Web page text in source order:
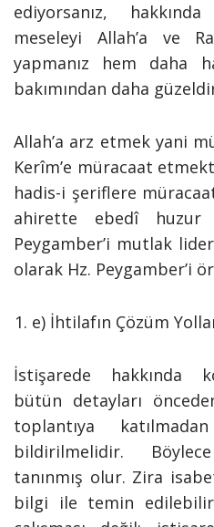
ediyorsanız,
meseleyi Allah’a ve
yapmanız hem daha
bakımından daha
Allah’a arz etmek yani
Kerîm’e müracaat
hadis-i şeriflere
ahirette ebedî huzur
Peygamber’i mutlak
olarak Hz. Peygamber’i
e) İhtilafın Çözüm
İstişarede hakkında
bütün detayları
toplantıya
bildirilmelidir.
tanınmış olur. Zira
bilgi ile temin